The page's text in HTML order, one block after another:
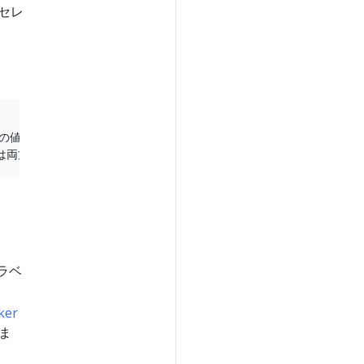
レ
が"key"で、その演算子が"In"で、値の配列が"value"のみ含む
ベ